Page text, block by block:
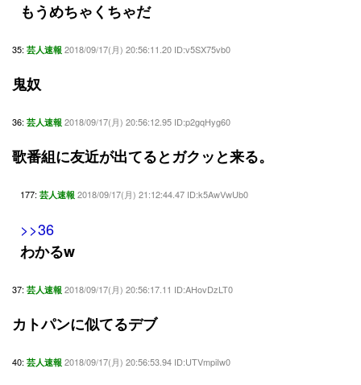
もうめちゃくちゃだ
35: 芸人速報 2018/09/17(月) 20:56:11.20 ID:v5SX75vb0
鬼奴
36: 芸人速報 2018/09/17(月) 20:56:12.95 ID:p2gqHyg60
歌番組に友近が出てるとガクッと来る。
177: 芸人速報 2018/09/17(月) 21:12:44.47 ID:k5AwVwUb0
>>36
わかるw
37: 芸人速報 2018/09/17(月) 20:56:17.11 ID:AHovDzLT0
カトパンに似てるデブ
40: 芸人速報 2018/09/17(月) 20:56:53.94 ID:UTVmpiIw0